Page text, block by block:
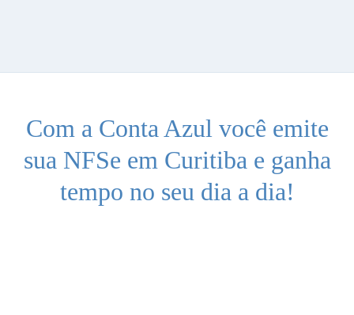
Com a Conta Azul você emite
sua NFSe em Curitiba e ganha
tempo no seu dia a dia!